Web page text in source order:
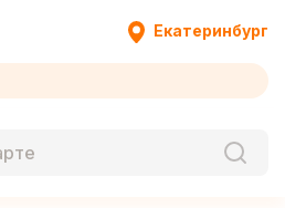
Екатеринбург